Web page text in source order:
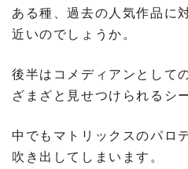
ある種、過去の人気作品に
近いのでしょうか。
後半はコメディアンとして
ざまざと見せつけられるシ
中でもマトリックスのパロ
吹き出してしまいます。